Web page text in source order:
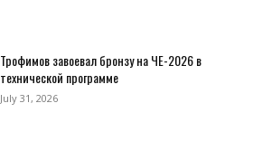
Трофимов завоевал бронзу на ЧЕ-2026 в
технической программе
July 31, 2026